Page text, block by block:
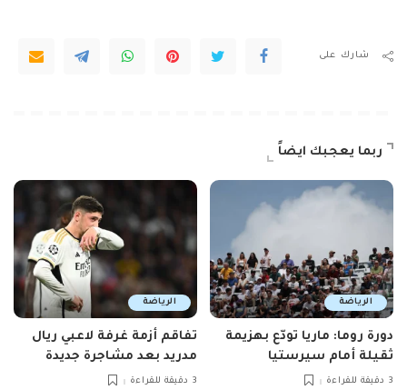
شارك على
ربما يعجبك ايضاً
الرياضة
دورة روما: ماريا تودّع بهزيمة
ثقيلة أمام سيرستيا
3 دقيقة للقراءة
الرياضة
تفاقم أزمة غرفة لاعبي ريال
مدريد بعد مشاجرة جديدة
3 دقيقة للقراءة